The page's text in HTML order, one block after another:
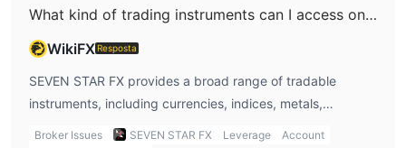
What kind of trading instruments can I access on SEVEN STAR FX?
WikiFX Resposta
SEVEN STAR FX provides a broad range of tradable
instruments, including currencies, indices, metals,
energies, soft commodities, and cryptocurrencies. This is
Broker Issues SEVEN STAR FX Leverage
Account